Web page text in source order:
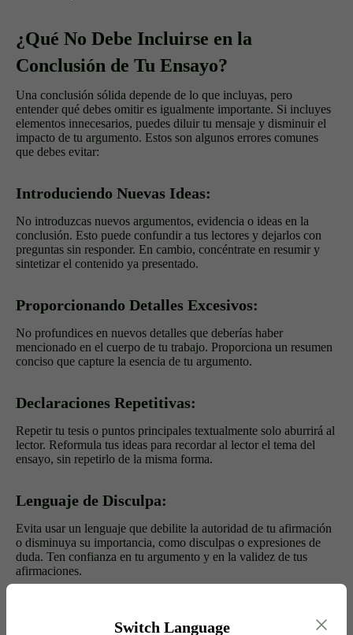
¿Qué No Debe Incluirse en la
Conclusión de Tu Ensayo?
Una conclusión sólida depende de lo que incluyas, pero
entender qué debes omitir es igualmente importante. Si incluyes
elementos innecesarios, puedes diluir tu mensaje y disminuir el
impacto de tu argumento. Estos son algunos errores comunes
que debes evitar:
Introduciendo Nuevas Ideas:
No introduzcas nuevos argumentos, evidencia o ideas en la
conclusión. Esto puede confundir a tus lectores y dejarlos con
preguntas sin responder. En cambio, concéntrate en resumir y
sintetizar el contenido ya presentado.
Proporcionando Detalles Excesivos:
No profundices en nuevos detalles que deberías haber
mencionado en el cuerpo de tu trabajo. Proporciona un resumen
conciso que capture la esencia de tu argumento.
Declaraciones Repetitivas:
Repetir tu tesis o puntos principales textualmente solo aburrirá al
lector. Reformula tus ideas para recordar al lector el tema del
ensayo, sin repetirlo de la misma forma.
Lenguaje de Disculpa:
Evita usar un lenguaje que debilite la autoridad de tu afirmación
o disminuya su importancia, como disculpas o expresiones de
duda. Ten confianza en tu argumento y en la validez de tus
afirmaciones.
Ejemplos de Conclusiones de Ensayos
Switch Language